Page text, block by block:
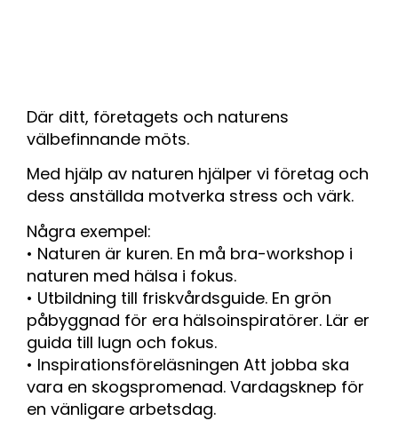
Där ditt, företagets och naturens
välbefinnande möts.
Med hjälp av naturen hjälper vi företag och
dess anställda motverka stress och värk.
Några exempel:
• Naturen är kuren. En må bra-workshop i
naturen med hälsa i fokus.
• Utbildning till friskvårdsguide. En grön
påbyggnad för era hälsoinspiratörer. Lär er
guida till lugn och fokus.
• Inspirationsföreläsningen Att jobba ska
vara en skogspromenad. Vardagsknep för
en vänligare arbetsdag.